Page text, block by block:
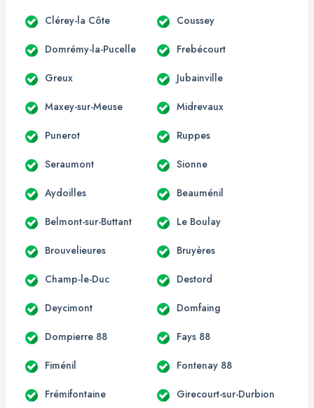
Clérey-la Côte Coussey
Domrémy-la-Pucelle Frebécourt
Greux Jubainville
Maxey-sur-Meuse Midrevaux
Punerot Ruppes
Seraumont Sionne
Aydoilles Beauménil
Belmont-sur-Buttant Le Boulay
Brouvelieures Bruyères
Champ-le-Duc Destord
Deycimont Domfaing
Dompierre 88 Fays 88
Fiménil Fontenay 88
Frémifontaine Girecourt-sur-Durbion